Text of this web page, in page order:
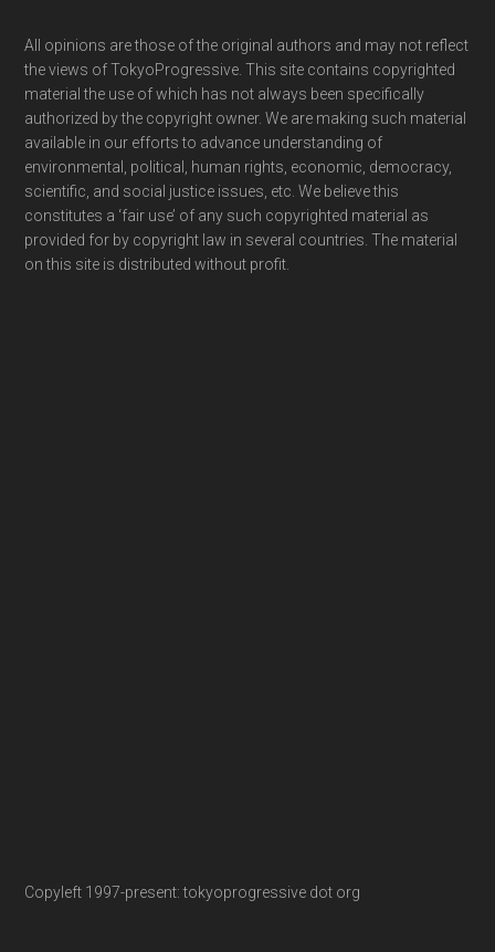
Footer
All opinions are those of the original authors and may not reflect
the views of TokyoProgressive. This site contains copyrighted
material the use of which has not always been specifically
authorized by the copyright owner. We are making such material
available in our efforts to advance understanding of
environmental, political, human rights, economic, democracy,
scientific, and social justice issues, etc. We believe this
constitutes a ‘fair use’ of any such copyrighted material as
provided for by copyright law in several countries. The material
on this site is distributed without profit.
Copyleft 1997-present: tokyoprogressive dot org